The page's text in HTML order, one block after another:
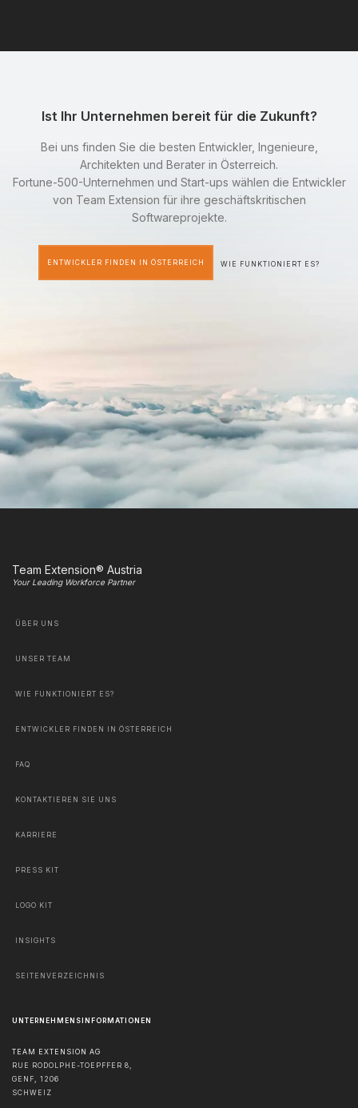
Ist Ihr Unternehmen bereit für die Zukunft?
Bei uns finden Sie die besten Entwickler, Ingenieure,
Architekten und Berater in Österreich.
Fortune-500-Unternehmen und Start-ups wählen die Entwickler
von Team Extension für ihre geschäftskritischen
Softwareprojekte.
ENTWICKLER FINDEN IN ÖSTERREICH WIE FUNKTIONIERT ES?
Team Extension® Austria
Your Leading Workforce Partner
ÜBER UNS
UNSER TEAM
WIE FUNKTIONIERT ES?
ENTWICKLER FINDEN IN ÖSTERREICH
FAQ
KONTAKTIEREN SIE UNS
KARRIERE
PRESS KIT
LOGO KIT
INSIGHTS
SEITENVERZEICHNIS
UNTERNEHMENSINFORMATIONEN
TEAM EXTENSION AG
RUE RODOLPHE-TOEPFFER 8,
GENF, 1206
SCHWEIZ